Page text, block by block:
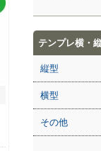
テンプレ横・
縦型
横型
その他